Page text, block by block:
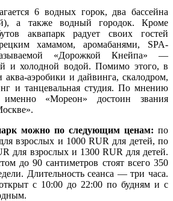
6 водных горок, два бассейна
а также водный городок. Кроме
аквапарк радует своих гостей
хамамом, аромабанями, SPA-
«Дорожкой Кнейпа» ―
и холодной водой. Помимо этого, в
аква-аэробики и дайвинга, скалодром,
и танцевальная студия. По мнению
«Мореон» достоин звания
можно по следующим ценам: по
взрослых и 1000 RUR для детей, по
для взрослых и 1300 RUR для детей.
до 90 сантиметров стоят всего 350
Длительность сеанса ― три часа.
с 10:00 до 22:00 по будням и с